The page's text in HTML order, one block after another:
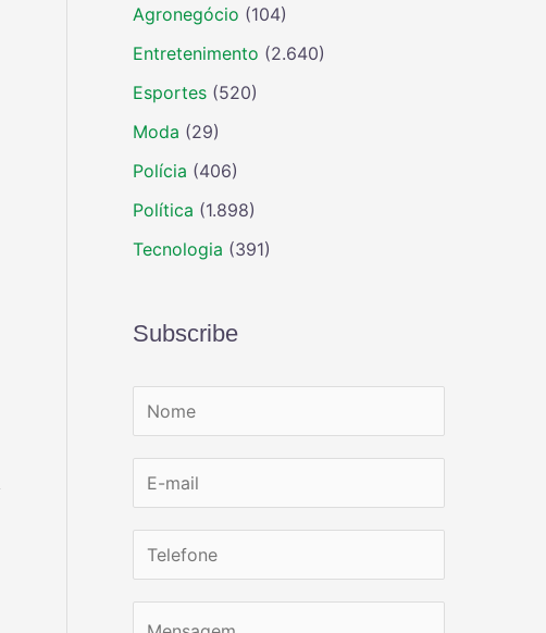
Agronegócio (104)
Entretenimento (2.640)
Esportes (520)
Moda (29)
Polícia (406)
Política (1.898)
Tecnologia (391)
Subscribe